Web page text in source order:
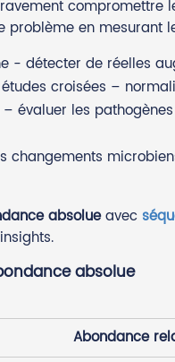
compromettre
problème en mesurant
- détecter de réelles
croisées –
évaluer les
absolueavec
absolue
Abondance